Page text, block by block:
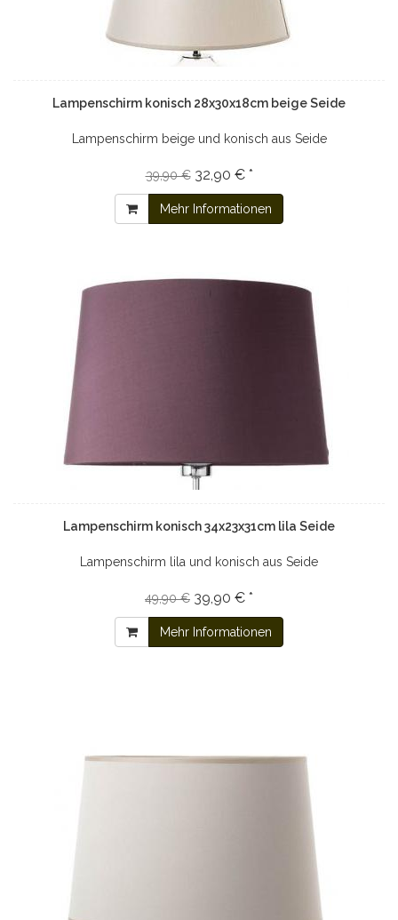
Lampenschirm konisch 28x30x18cm beige Seide
Lampenschirm beige und konisch aus Seide
39,90 € 32,90 € *
Mehr Informationen
Lampenschirm konisch 34x23x31cm lila Seide
Lampenschirm lila und konisch aus Seide
49,90 € 39,90 € *
Mehr Informationen